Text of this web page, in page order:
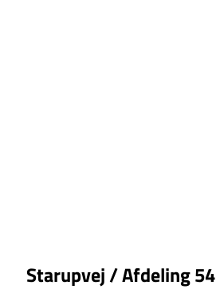
Starupvej / Afdeling 54